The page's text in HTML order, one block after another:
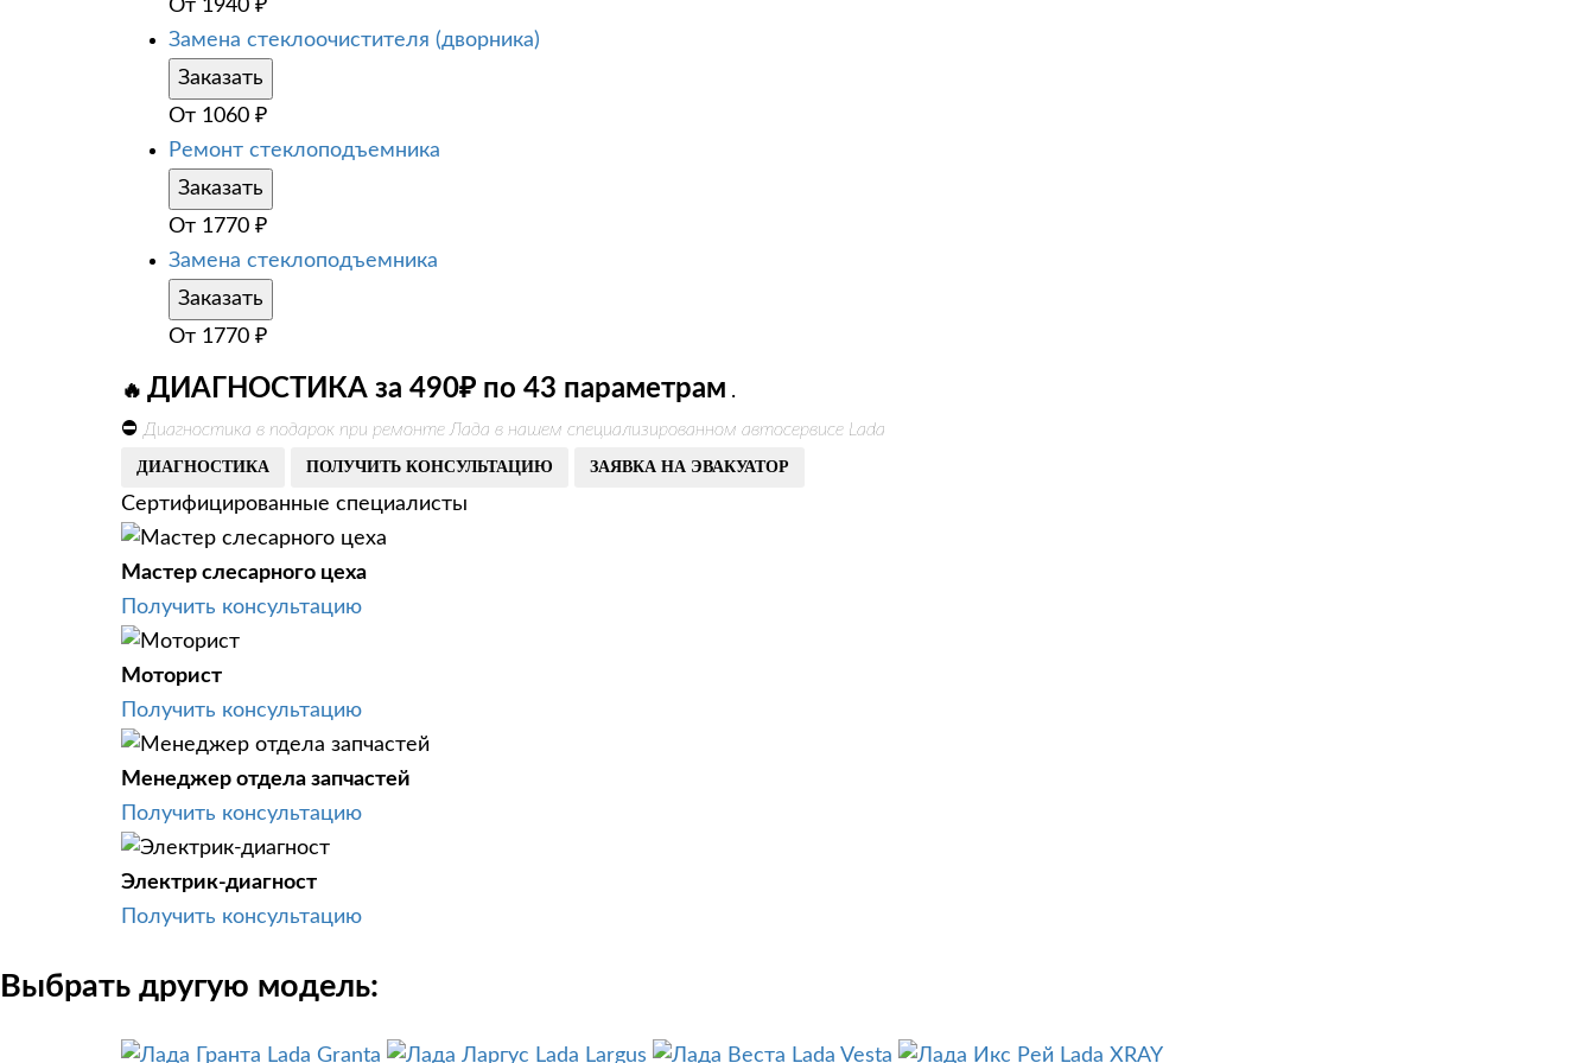
От 1940 ₽
Замена стеклоочистителя (дворника)
Заказать
От 1060 ₽
Ремонт стеклоподъемника
Заказать
От 1770 ₽
Замена стеклоподъемника
Заказать
От 1770 ₽
🔥 ДИАГНОСТИКА за 490₽ по 43 параметрам .
⛔ Диагностика в подарок при ремонте Лада в нашем специализированном автосервисе Lada
ДИАГНОСТИКА ПОЛУЧИТЬ КОНСУЛЬТАЦИЮ ЗАЯВКА НА ЭВАКУАТОР
Сертифицированные специалисты
Мастер слесарного цеха
Получить консультацию
Моторист
Получить консультацию
Менеджер отдела запчастей
Получить консультацию
Электрик-диагност
Получить консультацию
Выбрать другую модель:
Lada Granta Lada Largus Lada Vesta Lada XRAY